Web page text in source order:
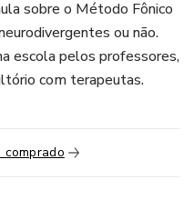
sobre o Método Fônico
ou não.
escola pelos professores,
com terapeutas.